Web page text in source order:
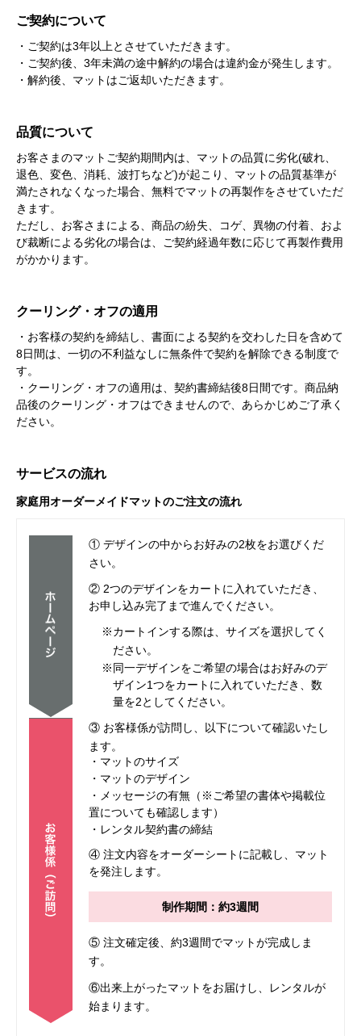
ご契約について
・ご契約は3年以上とさせていただきます。
・ご契約後、3年未満の途中解約の場合は違約金が発生します。
・解約後、マットはご返却いただきます。
品質について
お客さまのマットご契約期間内は、マットの品質に劣化(破れ、
退色、変色、消耗、波打ちなど)が起こり、マットの品質基準が
満たされなくなった場合、無料でマットの再製作をさせていただ
きます。
ただし、お客さまによる、商品の紛失、コゲ、異物の付着、およ
び裁断による劣化の場合は、ご契約経過年数に応じて再製作費用
がかかります。
クーリング・オフの適用
・お客様の契約を締結し、書面による契約を交わした日を含めて
8日間は、一切の不利益なしに無条件で契約を解除できる制度で
す。
・クーリング・オフの適用は、契約書締結後8日間です。商品納
品後のクーリング・オフはできませんので、あらかじめご了承く
ださい。
サービスの流れ
家庭用オーダーメイドマットのご注文の流れ
① デザインの中からお好みの2枚をお選びくだ
さい。
② 2つのデザインをカートに入れていただき、
お申し込み完了まで進んでください。
※カートインする際は、サイズを選択してく
ださい。
※同一デザインをご希望の場合はお好みのデ
ザイン1つをカートに入れていただき、数
量を2としてください。
③ お客様係が訪問し、以下について確認いたし
ます。
・マットのサイズ
・マットのデザイン
・メッセージの有無（※ご希望の書体や掲載位
置についても確認します）
・レンタル契約書の締結
④ 注文内容をオーダーシートに記載し、マット
を発注します。
制作期間：約3週間
⑤ 注文確定後、約3週間でマットが完成しま
す。
⑥出来上がったマットをお届けし、レンタルが
始まります。